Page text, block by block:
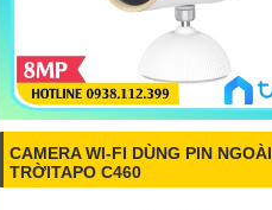
CAMERA WI-FI DÙNG PIN NGOÀI
TRỜITAPO C460